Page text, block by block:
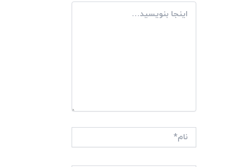
اینجا
بنویسید…
نام*